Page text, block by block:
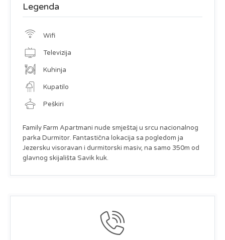
Legenda
Wifi
Televizija
Kuhinja
Kupatilo
Peškiri
Family Farm Apartmani nude smještaj u srcu nacionalnog
parka Durmitor. Fantastična lokacija sa pogledom ja
Jezersku visoravan i durmitorski masiv, na samo 350m od
glavnog skijališta Savik kuk.